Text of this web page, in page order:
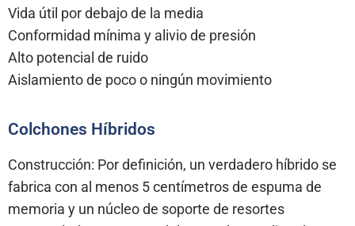
Vida útil por debajo de la media
Conformidad mínima y alivio de presión
Alto potencial de ruido
Aislamiento de poco o ningún movimiento
Colchones Híbridos
Construcción: Por definición, un verdadero híbrido se
fabrica con al menos 5 centímetros de espuma de
memoria y un núcleo de soporte de resortes